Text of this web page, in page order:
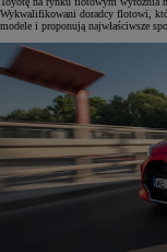
Wykwalifikowani doradcy flotowi,
modele i proponują najwłaściwsze